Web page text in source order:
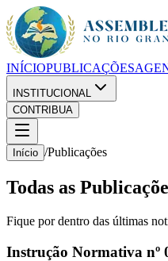
INÍCIOPUBLICAÇÕES
INSTITUCIONAL
CONTRIBUA
Início /Publicações
Todas as
Fique por dentro das últimas
Instrução Normativa nº